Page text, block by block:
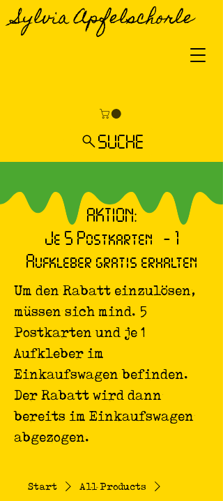
Sylvia Apfelschorle
SUCHE
AKTION:
Je 5 Postkarten - 1
Aufkleber gratis erhalten
Um den Rabatt einzulösen,
müssen sich mind. 5
Postkarten und je 1
Aufkleber im
Einkaufswagen befinden.
Der Rabatt wird dann
bereits im Einkaufswagen
abgezogen.
Start
All Products